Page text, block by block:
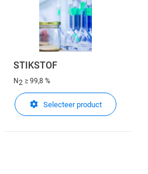
STIKSTOF
N2 ≥ 99,8 %
Selecteer product